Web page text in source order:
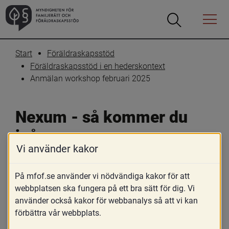
Öppna
Öppna
Menyn
Start
Föräldraskapsstöd
Föräldraskapsstöd i en hederskontext
Anmälan workshop februari 2025
Nexum - så kommer du
igång
Vi använder kakor
På mfof.se använder vi nödvändiga kakor för att
webbplatsen ska fungera på ett bra sätt för dig. Vi
använder också kakor för webbanalys så att vi kan
förbättra vår webbplats.